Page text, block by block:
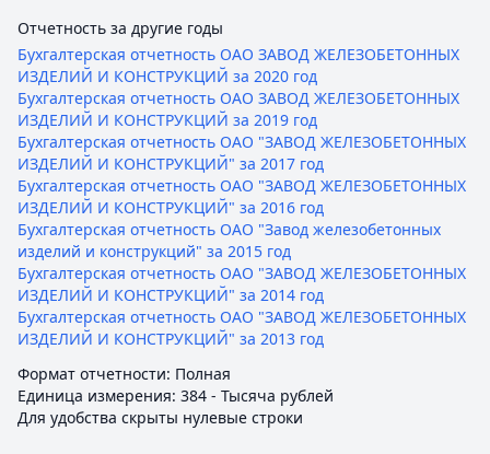
Отчетность за другие годы
Бухгалтерская отчетность ОАО ЗАВОД ЖЕЛЕЗОБЕТОННЫХ
ИЗДЕЛИЙ И КОНСТРУКЦИЙ за 2020 год
Бухгалтерская отчетность ОАО ЗАВОД ЖЕЛЕЗОБЕТОННЫХ
ИЗДЕЛИЙ И КОНСТРУКЦИЙ за 2019 год
Бухгалтерская отчетность ОАО "ЗАВОД ЖЕЛЕЗОБЕТОННЫХ
ИЗДЕЛИЙ И КОНСТРУКЦИЙ" за 2017 год
Бухгалтерская отчетность ОАО "ЗАВОД ЖЕЛЕЗОБЕТОННЫХ
ИЗДЕЛИЙ И КОНСТРУКЦИЙ" за 2016 год
Бухгалтерская отчетность ОАО "Завод железобетонных
изделий и конструкций" за 2015 год
Бухгалтерская отчетность ОАО "ЗАВОД ЖЕЛЕЗОБЕТОННЫХ
ИЗДЕЛИЙ И КОНСТРУКЦИЙ" за 2014 год
Бухгалтерская отчетность ОАО "ЗАВОД ЖЕЛЕЗОБЕТОННЫХ
ИЗДЕЛИЙ И КОНСТРУКЦИЙ" за 2013 год
Формат отчетности: Полная
Единица измерения: 384 - Тысяча рублей
Для удобства скрыты нулевые строки